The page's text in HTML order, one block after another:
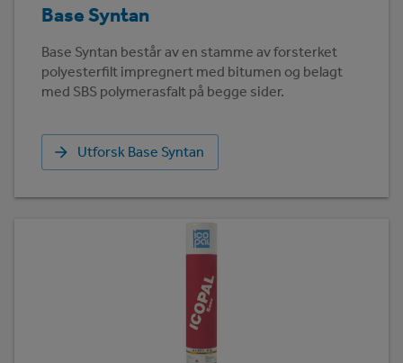
Base Syntan
Base Syntan består av en stamme av forsterket
polyesterfilt impregnert med bitumen og belagt
med SBS polymerasfalt på begge sider.
Utforsk Base Syntan